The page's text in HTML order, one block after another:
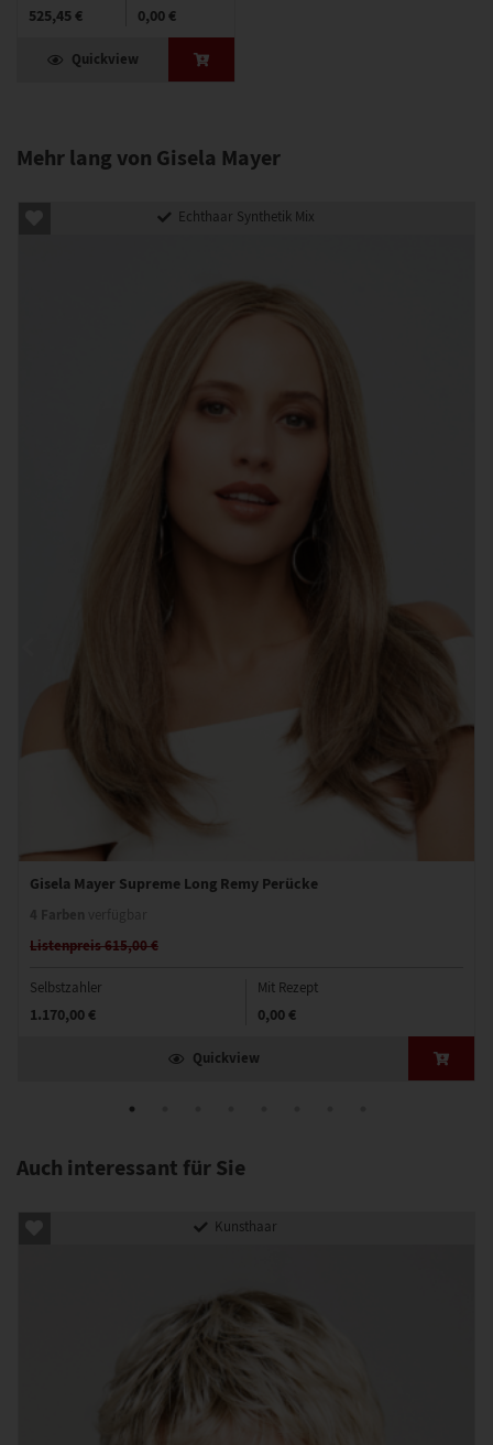
525,45 € 0,00 €
Quickview
Mehr lang von Gisela Mayer
Echthaar Synthetik Mix
Gisela Mayer Supreme Long Remy Perücke
Listenpreis 615,00 €
Selbstzahler
1.170,00 €
Mit Rezept
0,00 €
Quickview
Auch interessant für Sie
Kunsthaar